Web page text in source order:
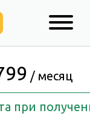
/ месяц
при